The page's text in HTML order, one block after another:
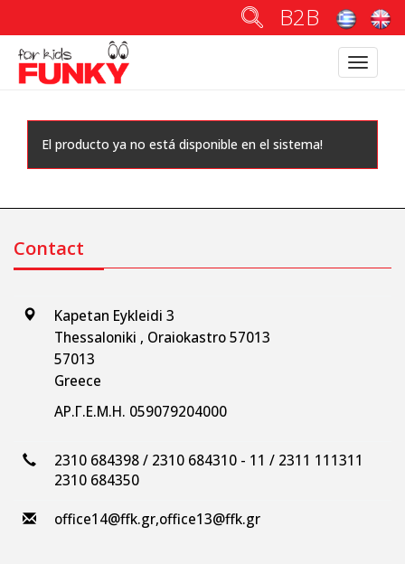
B2B
Toggle
El producto ya no está disponible en el sistema!
Contact
Kapetan Eykleidi 3
Thessaloniki , Oraiokastro 57013
57013
Greece
ΑΡ.Γ.Ε.Μ.Η. 059079204000
2310 684398 / 2310 684310 - 11 / 2311 111311
2310 684350
office14@ffk.gr,office13@ffk.gr